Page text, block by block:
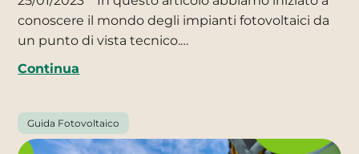
conoscere il mondo degli impianti fotovoltaici da
un punto di vista tecnico.…
Continua
Guida Fotovoltaico